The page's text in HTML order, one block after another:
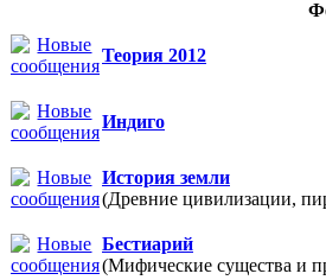
Теория 2012
Индиго
История земли
(Древние цивилизации,
Бестиарий
(Мифические существа и